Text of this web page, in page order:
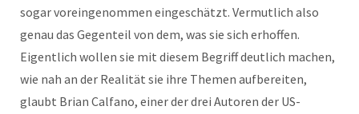
sogar voreingenommen eingeschätzt. Vermutlich also
genau das Gegenteil von dem, was sie sich erhoffen.
Eigentlich wollen sie mit diesem Begriff deutlich machen,
wie nah an der Realität sie ihre Themen aufbereiten,
glaubt Brian Calfano, einer der drei Autoren der US-